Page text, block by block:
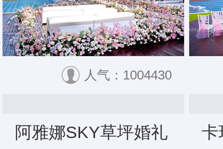
人气：1004430
阿雅娜SKY草坪婚礼 卡